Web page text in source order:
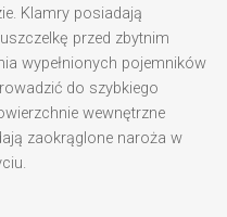
Klamry posiadają
przed zbytnim
wypełnionych pojemników
do szybkiego
wewnętrzne
zaokrąglone naroża w